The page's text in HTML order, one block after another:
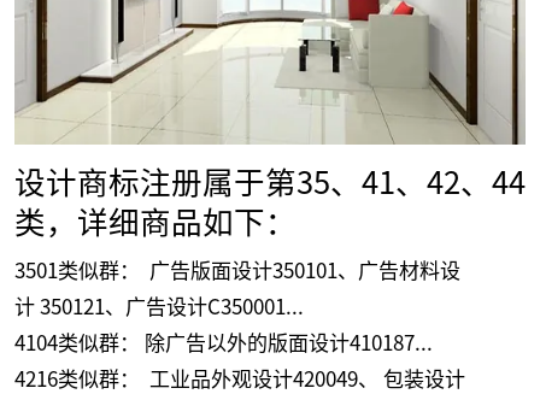
设计商标注册属于第35、41、42、44
类，详细商品如下：
3501类似群： 广告版面设计350101、广告材料设
计 350121、广告设计C350001...
4104类似群： 除广告以外的版面设计410187...
4216类似群： 工业品外观设计420049、 包装设计